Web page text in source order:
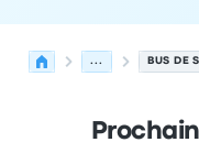
... BUS DE